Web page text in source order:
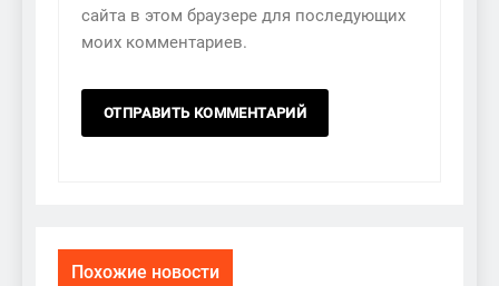
сайта в этом браузере для последующих
моих комментариев.
Похожие новости